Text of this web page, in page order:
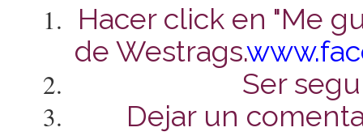
Hacer click en "Me
de Westrags.
Ser
Dejar un